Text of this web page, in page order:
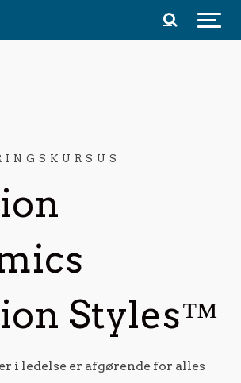
Styles™
i ledelse er afgørende for alles